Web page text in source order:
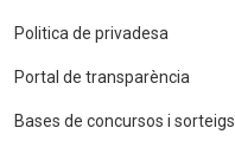
Politica de privadesa
Portal de transparència
Bases de concursos i sorteigs